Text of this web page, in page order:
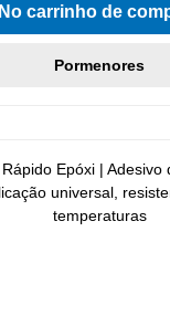
No carrinho de
Pormenores